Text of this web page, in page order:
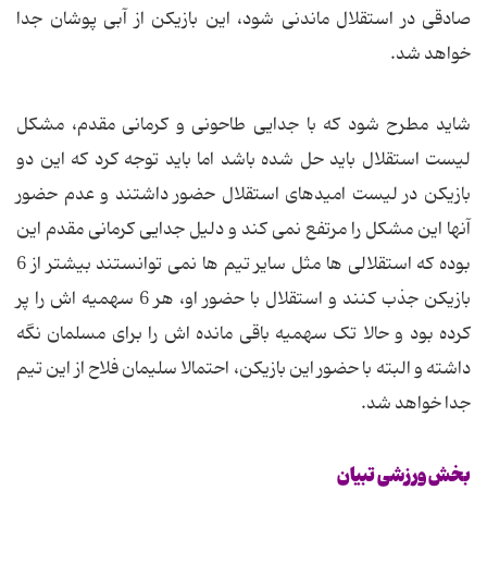
صادقی در استقلال ماندنی شود، این بازیکن از آبی پوشان جدا
خواهد شد.
شاید مطرح شود که با جدایی طاحونی و کرمانی مقدم، مشکل
لیست استقلال باید حل شده باشد اما باید توجه کرد که این دو
بازیکن در لیست امیدهای استقلال حضور داشتند و عدم حضور
آنها این مشکل را مرتفع نمی کند و دلیل جدایی کرمانی مقدم این
بوده که استقلالی ها مثل سایر تیم ها نمی توانستند بیشتر از 6
بازیکن جذب کنند و استقلال با حضور او، هر 6 سهمیه اش را پر
کرده بود و حالا تک سهمیه باقی مانده اش را برای مسلمان نگه
داشته و البته با حضور این بازیکن، احتمالا سلیمان فلاح از این تیم
جدا خواهد شد.
بخش ورزشی تبیان